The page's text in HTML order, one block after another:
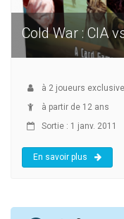
Cold War : CIA
à 2 joueurs
à partir de 12 ans
Sortie : 1 janv. 2011
En savoir plus